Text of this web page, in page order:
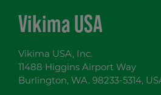
Vikima USA
Vikima USA, Inc.
11488 Higgins Airport Way
Burlington, WA. 98233-5314,